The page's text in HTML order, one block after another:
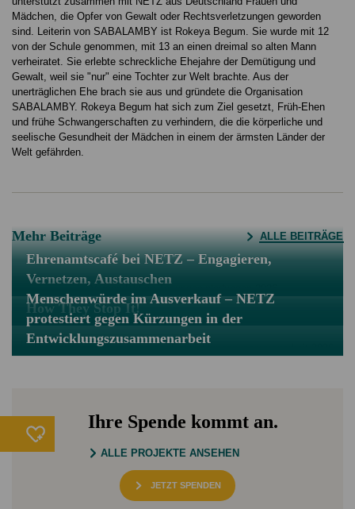
Mädchen, die Opfer von Gewalt oder Rechtsverletzungen geworden
sind. Leiterin von SABALAMBY ist Rokeya Begum. Sie wurde mit 12
von der Schule genommen, mit 13 an einen dreimal so alten Mann
verheiratet. Sie erlebte schreckliche Ehejahre der Demütigung und
Gewalt, weil sie "nur" eine Tochter zur Welt brachte. Aus der
unerträglichen Ehe brach sie aus und gründete die Organisation
SABALAMBY. Rokeya Begum hat sich zum Ziel gesetzt, Früh-Ehen
und frühe Schwangerschaften zu verhindern, die die körperliche und
seelische Gesundheit der Mädchen in einem der ärmsten Länder der
Welt gefährden.
Mehr Beiträge ALLE BEITRÄGE
Ehrenamtscafé bei NETZ – Engagieren,
Vernetzen, Austauschen
How They Stop It!
Menschenwürde im Ausverkauf – NETZ
protestiert gegen Kürzungen in der
Entwicklungszusammenarbeit
Ihre Spende kommt an.
ALLE PROJEKTE ANSEHEN
JETZT SPENDEN